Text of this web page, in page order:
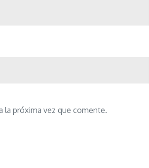
la próxima vez que comente.